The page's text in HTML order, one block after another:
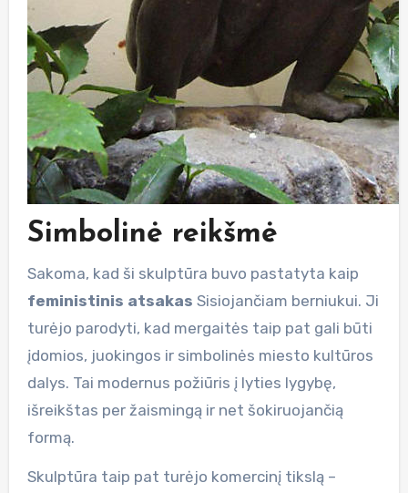
Simbolinė reikšmė
Sakoma, kad ši skulptūra buvo pastatyta kaip
feministinis atsakas Sisiojančiam berniukui. Ji
turėjo parodyti, kad mergaitės taip pat gali būti
įdomios, juokingos ir simbolinės miesto kultūros
dalys. Tai modernus požiūris į lyties lygybę,
išreikštas per žaismingą ir net šokiruojančią
formą.
Skulptūra taip pat turėjo komercinį tikslą –